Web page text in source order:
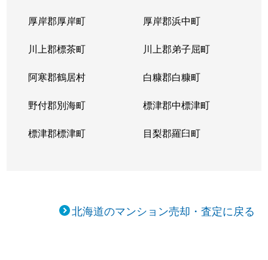
厚岸郡厚岸町 厚岸郡浜中町
川上郡標茶町 川上郡弟子屈町
阿寒郡鶴居村 白糠郡白糠町
野付郡別海町 標津郡中標津町
標津郡標津町 目梨郡羅臼町
北海道のマンション売却・査定に戻る